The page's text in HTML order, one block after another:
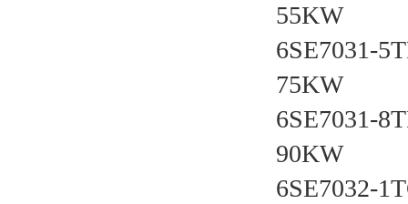
55KW
6SE7031-
75KW
6SE7031-
90KW
6SE7032-